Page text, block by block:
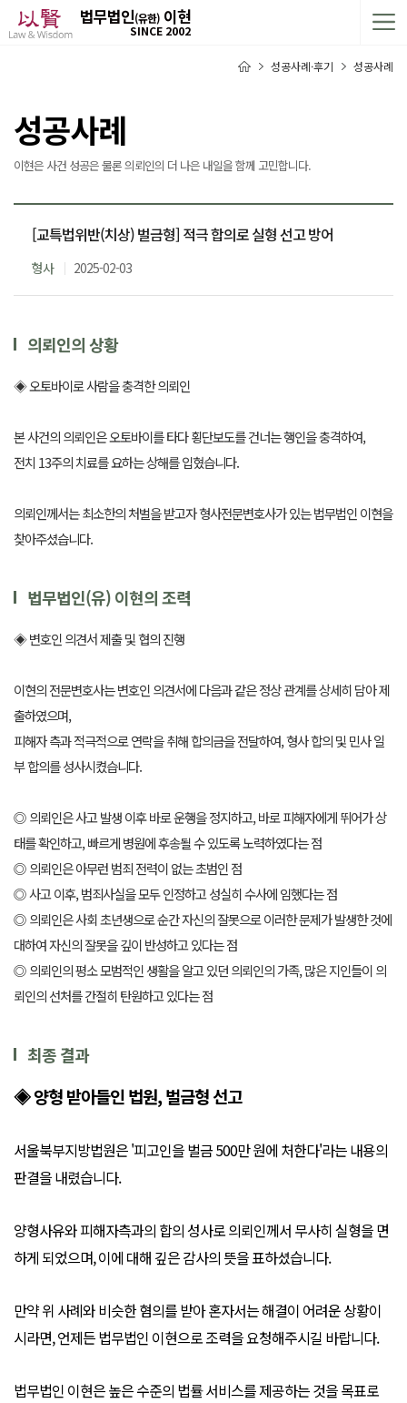
법무법인(유한) 이현
SINCE 2002
성공사례·후기 성공사례
성공사례
이현은 사건 성공은 물론 의뢰인의 더 나은 내일을 함께 고민합니다.
[교특법위반(치상) 벌금형] 적극 합의로 실형 선고 방어
형사 2025-02-03
의뢰인의 상황
◈ 오토바이로 사람을 충격한 의뢰인
본 사건의 의뢰인은 오토바이를 타다 횡단보도를 건너는 행인을 충격하여,
전치 13주의 치료를 요하는 상해를 입혔습니다.
의뢰인께서는 최소한의 처벌을 받고자 형사전문변호사가 있는 법무법인 이현을
찾아주셨습니다.
법무법인(유) 이현의 조력
◈ 변호인 의견서 제출 및 협의 진행
이현의 전문변호사는 변호인 의견서에 다음과 같은 정상 관계를 상세히 담아 제
출하였으며,
피해자 측과 적극적으로 연락을 취해 합의금을 전달하여, 형사 합의 및 민사 일
부 합의를 성사시켰습니다.
◎ 의뢰인은 사고 발생 이후 바로 운행을 정지하고, 바로 피해자에게 뛰어가 상
태를 확인하고, 빠르게 병원에 후송될 수 있도록 노력하였다는 점
◎ 의뢰인은 아무런 범죄 전력이 없는 초범인 점
◎ 사고 이후, 범죄사실을 모두 인정하고 성실히 수사에 임했다는 점
◎ 의뢰인은 사회 초년생으로 순간 자신의 잘못으로 이러한 문제가 발생한 것에
대하여 자신의 잘못을 깊이 반성하고 있다는 점
◎ 의뢰인의 평소 모범적인 생활을 알고 있던 의뢰인의 가족, 많은 지인들이 의
뢰인의 선처를 간절히 탄원하고 있다는 점
최종 결과
◈ 양형 받아들인 법원, 벌금형 선고
서울북부지방법원은 '피고인을 벌금 500만 원에 처한다'라는 내용의
판결을 내렸습니다.
양형사유와 피해자측과의 합의 성사로 의뢰인께서 무사히 실형을 면
하게 되었으며, 이에 대해 깊은 감사의 뜻을 표하셨습니다.
만약 위 사례와 비슷한 혐의를 받아 혼자서는 해결이 어려운 상황이
시라면, 언제든 법무법인 이현으로 조력을 요청해주시길 바랍니다.
법무법인 이현은 높은 수준의 법률 서비스를 제공하는 것을 목표로